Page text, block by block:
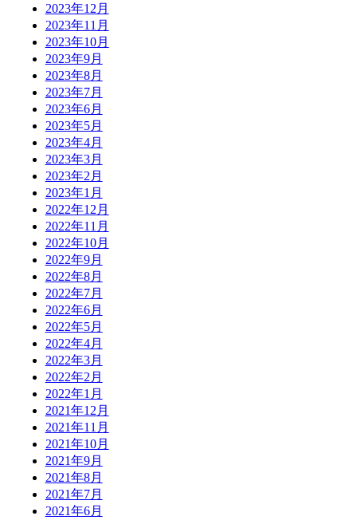
2023年12月
2023年11月
2023年10月
2023年9月
2023年8月
2023年7月
2023年6月
2023年5月
2023年4月
2023年3月
2023年2月
2023年1月
2022年12月
2022年11月
2022年10月
2022年9月
2022年8月
2022年7月
2022年6月
2022年5月
2022年4月
2022年3月
2022年2月
2022年1月
2021年12月
2021年11月
2021年10月
2021年9月
2021年8月
2021年7月
2021年6月